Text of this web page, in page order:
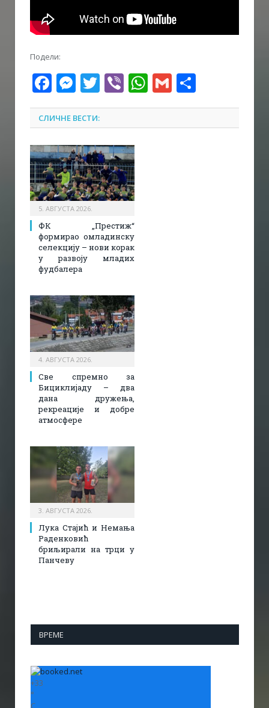
Подели:
Facebook
Messenger
Twitter
ViberWhatsApp
Gmail
СЛИЧНЕ ВЕСТИ:
5. АВГУСТА 2026.
ФК „Престиж“
формирао омладинску
селекцију – нови корак
у развоју младих
фудбалера
4. АВГУСТА 2026.
Све спремно за
Бициклијаду – два
дана дружења,
рекреације и добре
атмосфере
3. АВГУСТА 2026.
Лука Стајић и Немања
Раденковић
бриљирали на трци у
Панчеву
ВРЕМЕ
+33
°
C